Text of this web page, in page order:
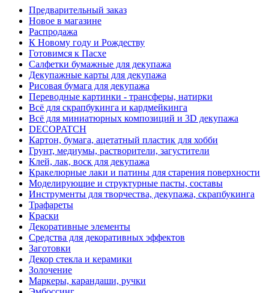
Предварительный заказ
Новое в магазине
Распродажа
К Новому году и Рождеству
Готовимся к Пасхе
Салфетки бумажные для декупажа
Декупажные карты для декупажа
Рисовая бумага для декупажа
Переводные картинки - трансферы, натирки
Всё для скрапбукинга и кардмейкинга
Всё для миниатюрных композиций и 3D декупажа
DECOPATCH
Картон, бумага, ацетатный пластик для хобби
Грунт, медиумы, растворители, загустители
Клей, лак, воск для декупажа
Кракелюрные лаки и патины для старения поверхности
Моделирующие и структурные пасты, составы
Инструменты для творчества, декупажа, скрапбукинга
Трафареты
Краски
Декоративные элементы
Средства для декоративных эффектов
Заготовки
Декор стекла и керамики
Золочение
Маркеры, карандаши, ручки